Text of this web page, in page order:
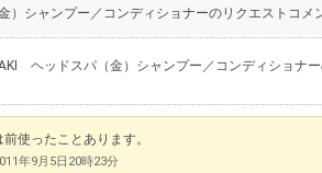
シャンプー／コンディショナーのリクエストコ
ヘッドスパ（金）シャンプー／コンディショナ
前使ったことあります。
年9月5日20時23分